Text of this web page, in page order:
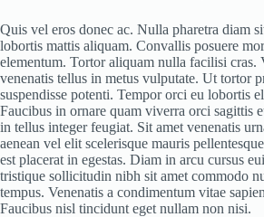
Quis vel eros donec ac. Nulla pharetra diam
lobortis mattis aliquam. Convallis posuere
elementum. Tortor aliquam nulla facilisi cras.
venenatis tellus in metus vulputate. Ut tortor
suspendisse potenti. Tempor orci eu lobortis
Faucibus in ornare quam viverra orci sagittis
in tellus integer feugiat. Sit amet venenatis
aenean vel elit scelerisque mauris
est placerat in egestas. Diam in arcu cursus
tristique sollicitudin nibh sit amet commodo
tempus. Venenatis a condimentum vitae
Faucibus nisl tincidunt eget nullam non nisi.